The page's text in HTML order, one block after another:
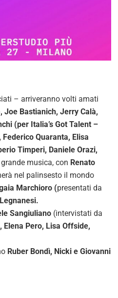
– arriveranno volti amati
Joe Bastianich, Jerry Calà,
(per Italia’s Got Talent –
Quaranta, Elisa
Timperi, Daniele Orazi,
musica, con Renato
nel palinsesto il mondo
Marchioro (presentati da
I Legnanesi.
Sangiuliano (intervistati da
Elena Pero, Lisa Offside,
Ruber Bondì, Nicki e Giovanni